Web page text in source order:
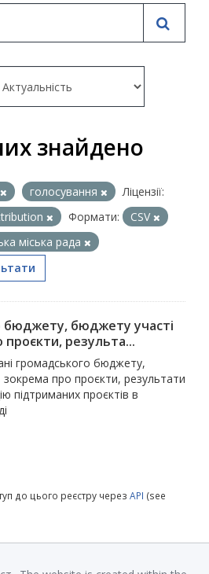
знайдено
голосування
Ліцензії:
Формати:
CSV
міська рада
бюджету, бюджету участі
результа...
громадського бюджету,
про проєкти, результати
підтриманих проєктів в
до цього реєстру через API (see